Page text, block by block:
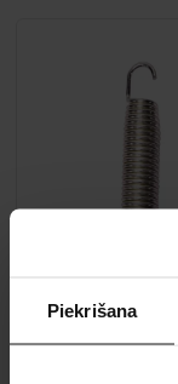
Piekrišana